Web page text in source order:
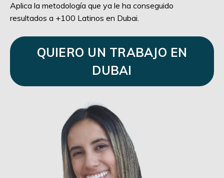
Aplica la metodología que ya le ha conseguido
resultados a +100 Latinos en Dubai.
QUIERO UN TRABAJO EN
DUBAI